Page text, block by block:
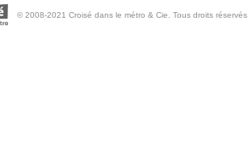
© 2008-2021 Croisé dans le métro & Cie. Tous droits réservés.